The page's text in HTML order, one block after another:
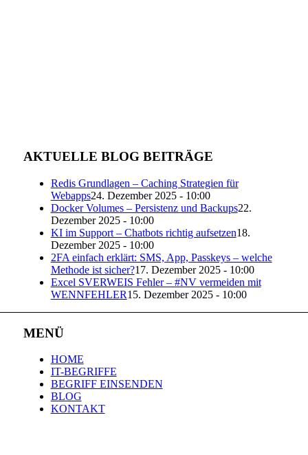
AKTUELLE BLOG BEITRÄGE
Redis Grundlagen – Caching Strategien für
Webapps24. Dezember 2025 - 10:00
Docker Volumes – Persistenz und Backups22.
Dezember 2025 - 10:00
KI im Support – Chatbots richtig aufsetzen18.
Dezember 2025 - 10:00
2FA einfach erklärt: SMS, App, Passkeys – welche
Methode ist sicher?17. Dezember 2025 - 10:00
Excel SVERWEIS Fehler – #NV vermeiden mit
WENNFEHLER15. Dezember 2025 - 10:00
MENÜ
HOME
IT-BEGRIFFE
BEGRIFF EINSENDEN
BLOG
KONTAKT